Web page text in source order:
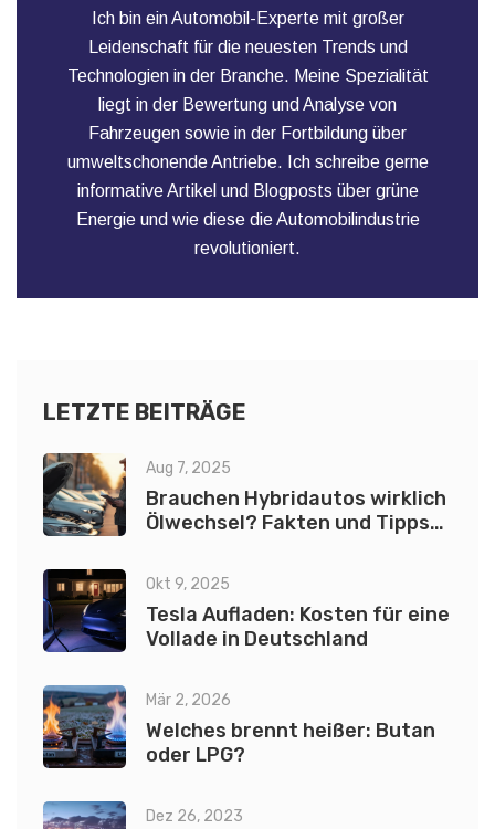
Ich bin ein Automobil-Experte mit großer
Leidenschaft für die neuesten Trends und
Technologien in der Branche. Meine Spezialität
liegt in der Bewertung und Analyse von
Fahrzeugen sowie in der Fortbildung über
umweltschonende Antriebe. Ich schreibe gerne
informative Artikel und Blogposts über grüne
Energie und wie diese die Automobilindustrie
revolutioniert.
LETZTE BEITRÄGE
Aug 7, 2025
Brauchen Hybridautos wirklich
Ölwechsel? Fakten und Tipps
Okt 9, 2025
Tesla Aufladen: Kosten für eine
Vollade in Deutschland
Mär 2, 2026
Welches brennt heißer: Butan
oder LPG?
Dez 26, 2023